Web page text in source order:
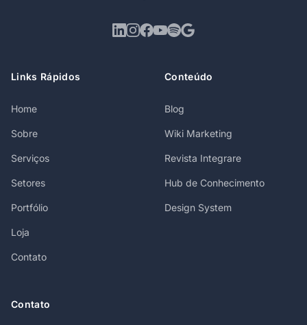
Links Rápidos
Home
Sobre
Serviços
Setores
Portfólio
Loja
Contato
Conteúdo
Blog
Wiki Marketing
Revista Integrare
Hub de Conhecimento
Design System
Contato